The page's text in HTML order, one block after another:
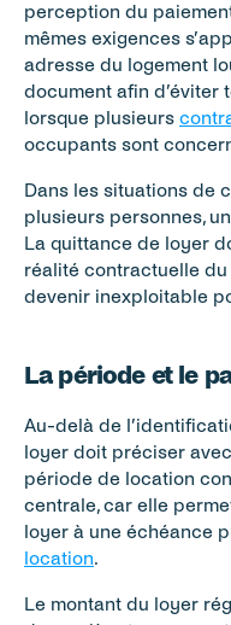
perception du
mêmes exigences
adresse du logement
document afin d’éviter
lorsque plusieurs
occupants sont
Dans les situations de
plusieurs personnes,
La quittance de loyer
réalité contractuelle
devenir inexploitable
La période et le
Au-delà de
loyer doit préciser
période de location
centrale, car elle
loyer à une échéance
location.
Le montant du loyer